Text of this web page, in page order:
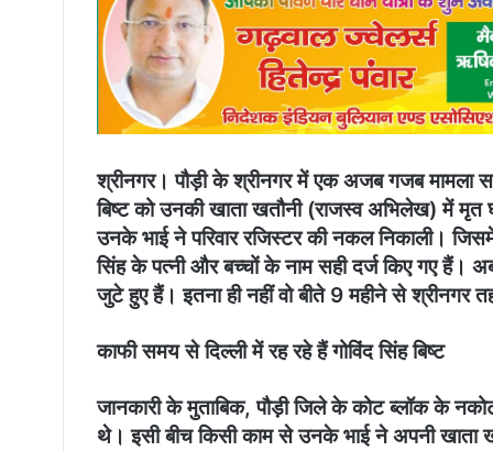
श्रीनगर। पौड़ी के श्रीनगर में एक अजब गजब मामला
बिष्ट को उनकी खाता खतौनी (राजस्व अभिलेख) में मृत
उनके भाई ने परिवार रजिस्टर की नकल निकाली।
सिंह के पत्नी और बच्चों के नाम सही दर्ज किए गए हैं।
जुटे हुए हैं। इतना ही नहीं वो बीते 9 महीने से
काफी समय से दिल्ली में रह रहे हैं गोविंद सिंह बिष्ट
जानकारी के मुताबिक, पौड़ी जिले के कोट ब्लॉक के
थे। इसी बीच किसी काम से उनके भाई ने अपनी खाता